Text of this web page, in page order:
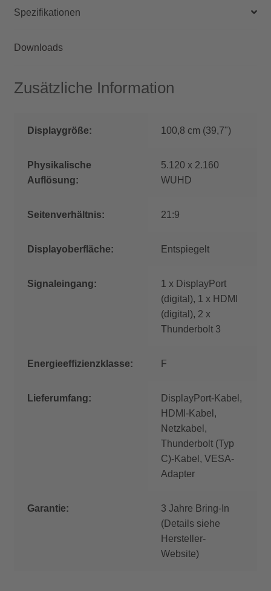
Spezifikationen
Downloads
Zusätzliche Information
Displaygröße: 100,8 cm (39,7")
Physikalische
Auflösung:
5.120 x 2.160
WUHD
Seitenverhältnis: 21:9
Displayoberfläche: Entspiegelt
Signaleingang:
1 x DisplayPort
(digital), 1 x HDMI
(digital), 2 x
Thunderbolt 3
Energieeffizienzklasse: F
Lieferumfang:
DisplayPort-Kabel,
HDMI-Kabel,
Netzkabel,
Thunderbolt (Typ
C)-Kabel, VESA-
Adapter
Garantie:
3 Jahre Bring-In
(Details siehe
Hersteller-
Website)